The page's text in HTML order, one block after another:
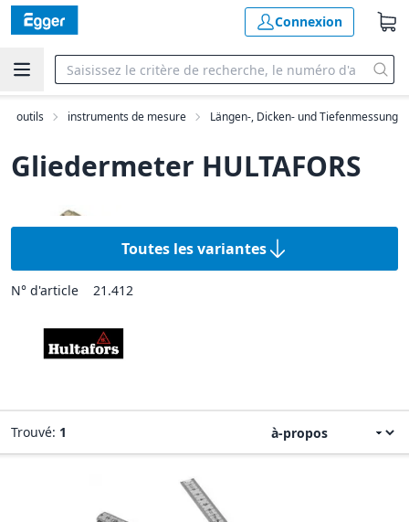
Connexion
outils instruments de mesure Längen-, Dicken- und Tiefenmessung
Gliedermeter HULTAFORS
Toutes les variantes
N° d'article 21.412
Trouvé: 1